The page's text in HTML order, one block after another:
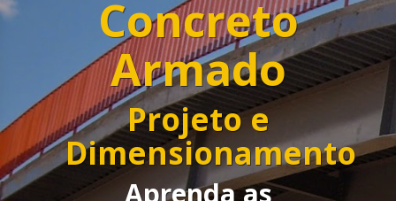
Concreto
Armado
Projeto e
Dimensionamento